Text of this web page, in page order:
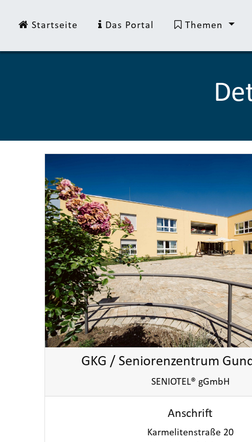
Startseite Das Portal Themen
GKG / Seniorenzentrum
SENIOTEL® gGmbH
Anschrift
Karmelitenstraße 20